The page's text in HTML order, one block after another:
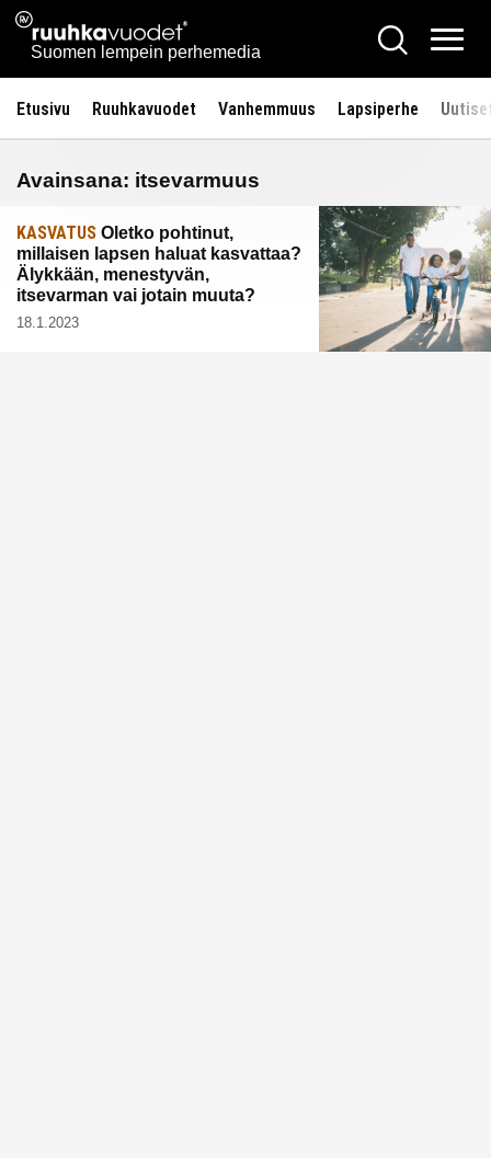
Siirry
sisältöön
Ruuhkavuodet.fi
Suomen lempein perhemedia
Hae
Etusivu Ruuhkavuodet Vanhemmuus Lapsiperhe
Avainsana: itsevarmuus
KASVATUS Oletko pohtinut,
millaisen lapsen haluat kasvattaa?
Älykkään, menestyvän,
itsevarman vai jotain muuta?
18.1.2023